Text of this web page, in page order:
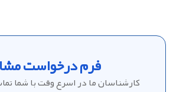
فرم درخواست
کارشناسان ما در اسرع وقت با شما